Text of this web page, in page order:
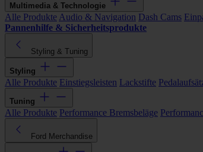
Multimedia & Technologie
Alle Produkte Audio & Navigation Dash Cams
Pannenhilfe & Sicherheitsprodukte
Styling & Tuning
Styling
Alle Produkte Einstiegsleisten Lackstifte
Tuning
Alle Produkte Performance Bremsbeläge
Ford Merchandise